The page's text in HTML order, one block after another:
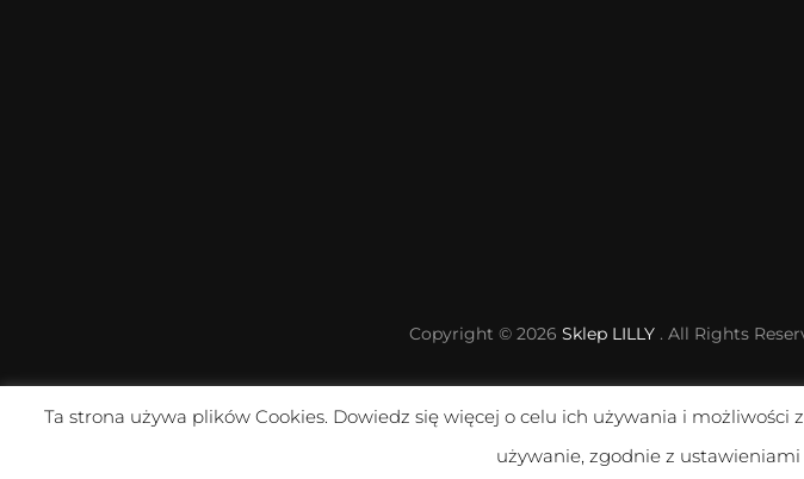
Copyright © 2026 Sklep LILLY . All Rights
/home/klient.dhosting.pl/ancora/
Ta strona używa plików Cookies. Dowiedz się więcej o celu ich używania i
używanie, zgodnie z